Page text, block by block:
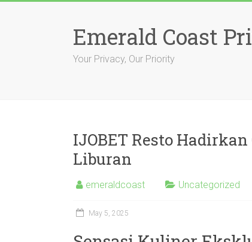
Emerald Coast
Your Privacy, Our Priority
IJOBET Resto
Liburan
emeraldcoast Uncategorized
May 5, 2025